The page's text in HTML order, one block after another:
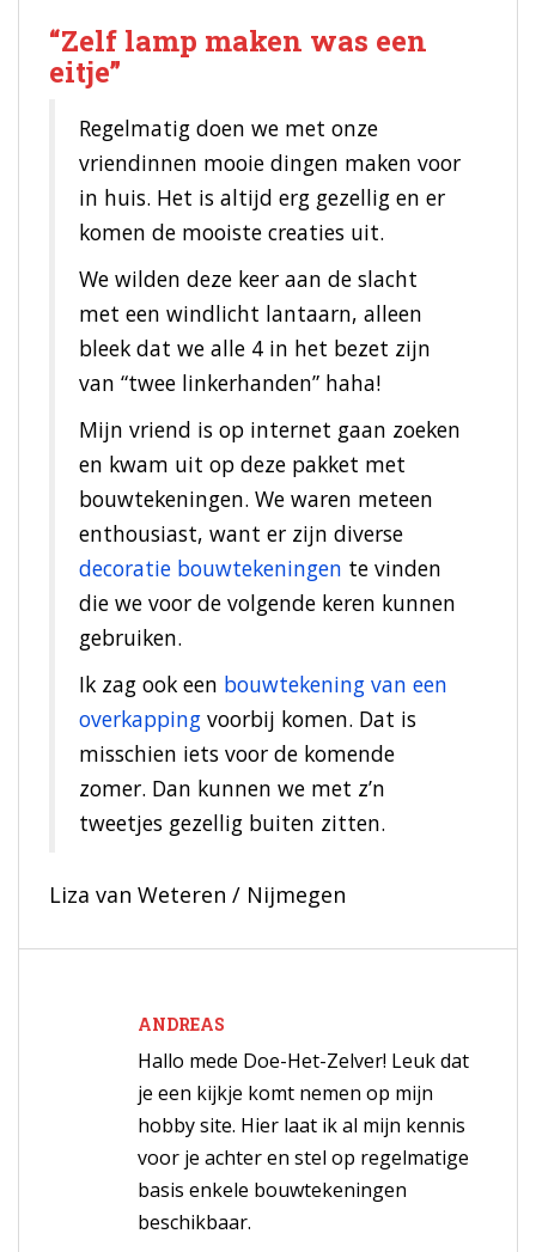
“Zelf lamp maken was een
eitje”
Regelmatig doen we met onze
vriendinnen mooie dingen maken voor
in huis. Het is altijd erg gezellig en er
komen de mooiste creaties uit.
We wilden deze keer aan de slacht
met een windlicht lantaarn, alleen
bleek dat we alle 4 in het bezet zijn
van “twee linkerhanden” haha!
Mijn vriend is op internet gaan zoeken
en kwam uit op deze pakket met
bouwtekeningen. We waren meteen
enthousiast, want er zijn diverse
decoratie bouwtekeningen te vinden
die we voor de volgende keren kunnen
gebruiken.
Ik zag ook een bouwtekening van een
overkapping voorbij komen. Dat is
misschien iets voor de komende
zomer. Dan kunnen we met z’n
tweetjes gezellig buiten zitten.
Liza van Weteren / Nijmegen
ANDREAS
Hallo mede Doe-Het-Zelver! Leuk dat
je een kijkje komt nemen op mijn
hobby site. Hier laat ik al mijn kennis
voor je achter en stel op regelmatige
basis enkele bouwtekeningen
beschikbaar.